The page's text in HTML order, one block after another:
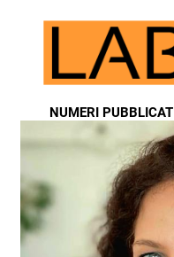
NUMERI PUBBLICATI